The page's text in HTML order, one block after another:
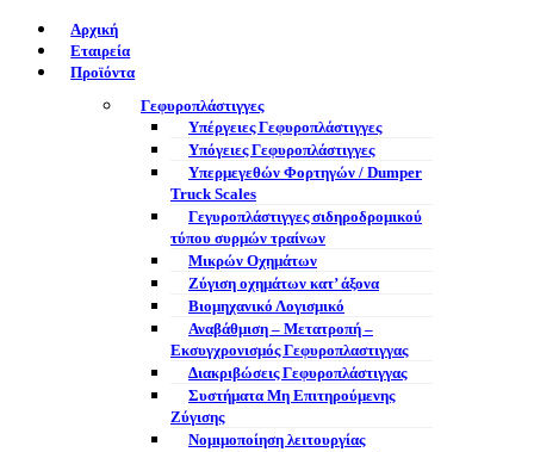
Αρχική
Εταιρεία
Προϊόντα
Γεφυροπλάστιγγες
Υπέργειες Γεφυροπλάστιγγες
Υπόγειες Γεφυροπλάστιγγες
Υπερμεγεθών Φορτηγών / Dumper
Truck Scales
Γεγυροπλάστιγγες σιδηροδρομικού
τύπου συρμών τραίνων
Μικρών Οχημάτων
Ζύγιση οχημάτων κατ’ άξονα
Βιομηχανικό Λογισμικό
Αναβάθμιση – Μετατροπή –
Εκσυγχρονισμός Γεφυροπλαστιγγας
Διακριβώσεις Γεφυροπλάστιγγας
Συστήματα Μη Επιτηρούμενης
Ζύγισης
Νομιμοποίηση λειτουργίας